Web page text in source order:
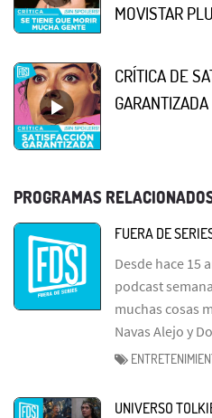
MOVISTAR
CRÍTICA DE
PROGRAMAS
FUERA DE
Desde hace 15
podcast
muchas cosas
Navas Alejo y
UNIVERSO